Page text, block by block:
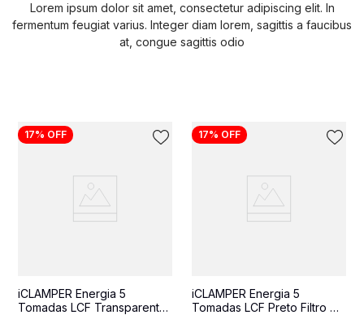
Lorem ipsum dolor sit amet, consectetur adipiscing elit. In
fermentum feugiat varius. Integer diam lorem, sagittis a faucibus
at, congue sagittis odio
17% OFF
iCLAMPER Energia 5
Tomadas LCF Transparente
17% OFF
iCLAMPER Energia 5
Tomadas LCF Preto Filtro de
5º
pocket x
9º
mobi box